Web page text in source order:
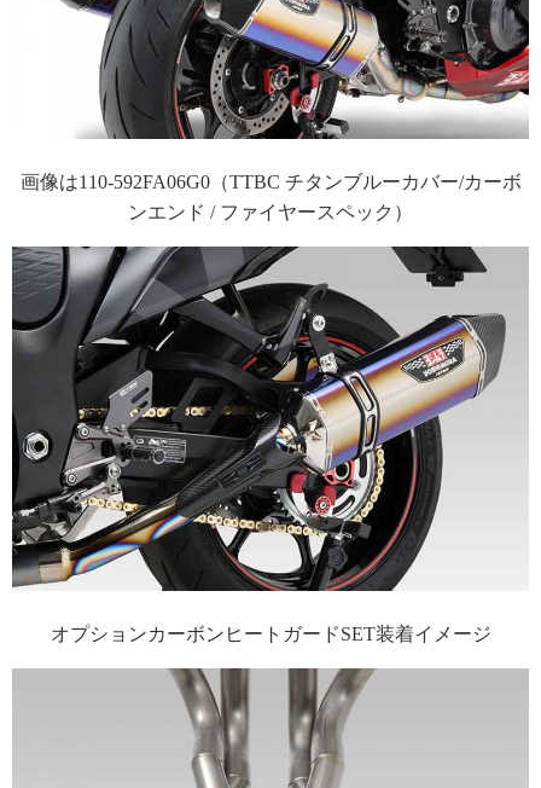
画像は110-592FA06G0（TTBC チタンブルーカバー/カーボ
ンエンド / ファイヤースペック）
オプションカーボンヒートガードSET装着イメージ